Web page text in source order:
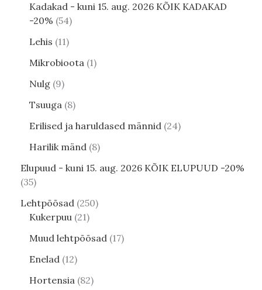
Kadakad - kuni 15. aug. 2026 KÕIK KADAKAD
-20% 54
Lehis 11
Mikrobioota 1
Nulg 9
Tsuuga 8
Erilised ja haruldased männid 24
Harilik mänd 8
Elupuud - kuni 15. aug. 2026 KÕIK ELUPUUD -20%
35
Lehtpõõsad 250
Kukerpuu 21
Muud lehtpõõsad 17
Enelad 12
Hortensia 82